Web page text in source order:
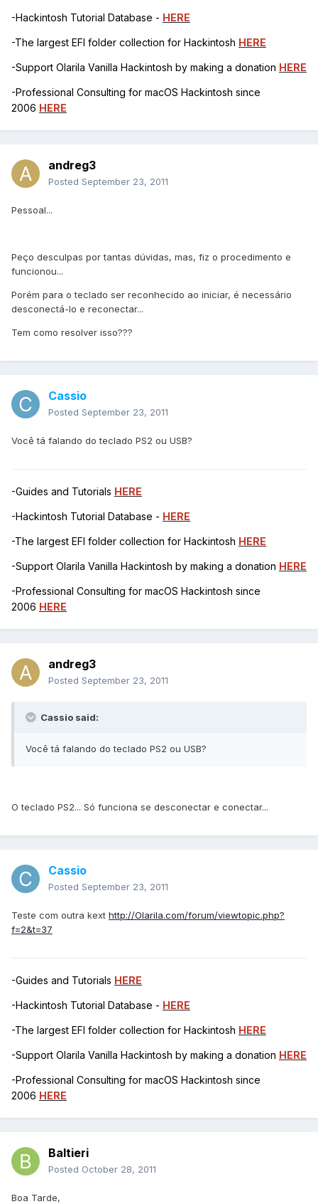
-Hackintosh Tutorial Database - HERE
-The largest EFI folder collection for Hackintosh HERE
-Support Olarila Vanilla Hackintosh by making a donation HERE
-Professional Consulting for macOS Hackintosh since
2006 HERE
andreg3
Posted September 23, 2011
Pessoal...
Peço desculpas por tantas dúvidas, mas, fiz o procedimento e
funcionou...
Porém para o teclado ser reconhecido ao iniciar, é necessário
desconectá-lo e reconectar...
Tem como resolver isso???
Cassio
Posted September 23, 2011
Você tá falando do teclado PS2 ou USB?
-Guides and Tutorials HERE
-Hackintosh Tutorial Database - HERE
-The largest EFI folder collection for Hackintosh HERE
-Support Olarila Vanilla Hackintosh by making a donation HERE
-Professional Consulting for macOS Hackintosh since
2006 HERE
andreg3
Posted September 23, 2011
Cassio said:
Você tá falando do teclado PS2 ou USB?
O teclado PS2... Só funciona se desconectar e conectar...
Cassio
Posted September 23, 2011
Teste com outra kext http://Olarila.com/forum/viewtopic.php?
f=2&t=37
-Guides and Tutorials HERE
-Hackintosh Tutorial Database - HERE
-The largest EFI folder collection for Hackintosh HERE
-Support Olarila Vanilla Hackintosh by making a donation HERE
-Professional Consulting for macOS Hackintosh since
2006 HERE
Baltieri
Posted October 28, 2011
Boa Tarde,